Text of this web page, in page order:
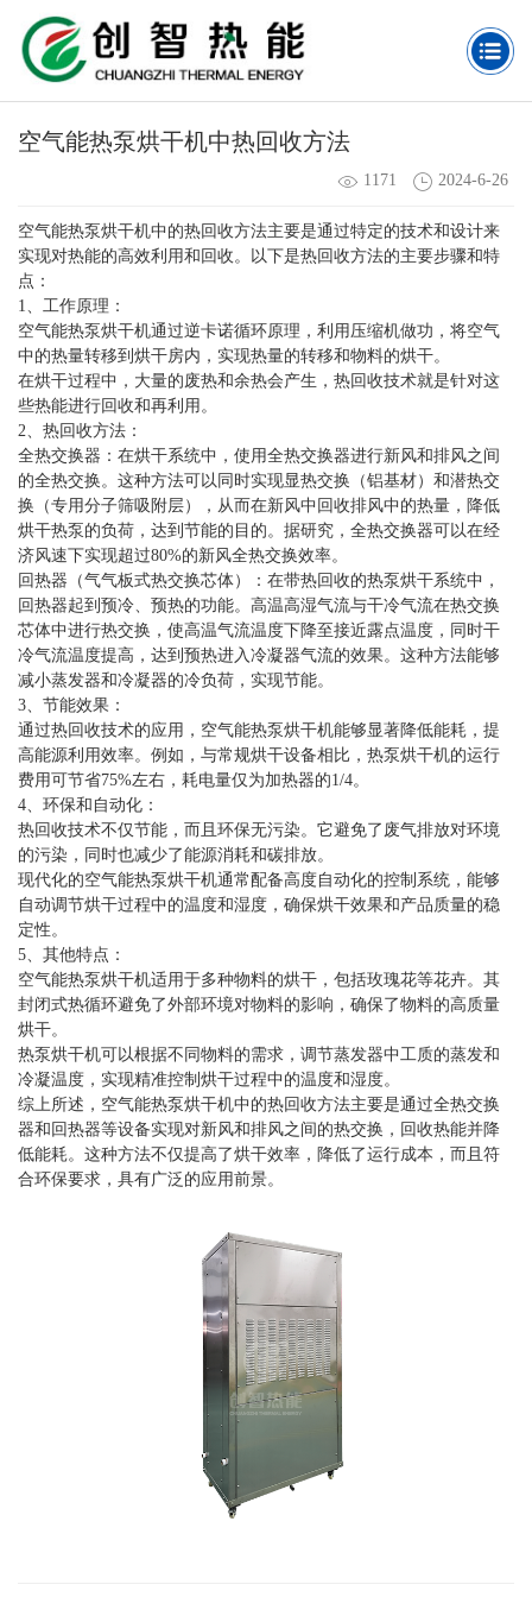
空气能热泵烘干机中热回收方法
1171 2024-6-26
空气能热泵烘干机中的热回收方法主要是通过特定的技术和设计来
实现对热能的高效利用和回收。以下是热回收方法的主要步骤和特
点：
1、工作原理：
空气能热泵烘干机通过逆卡诺循环原理，利用压缩机做功，将空气
中的热量转移到烘干房内，实现热量的转移和物料的烘干。
在烘干过程中，大量的废热和余热会产生，热回收技术就是针对这
些热能进行回收和再利用。
2、热回收方法：
全热交换器：在烘干系统中，使用全热交换器进行新风和排风之间
的全热交换。这种方法可以同时实现显热交换（铝基材）和潜热交
换（专用分子筛吸附层），从而在新风中回收排风中的热量，降低
烘干热泵的负荷，达到节能的目的。据研究，全热交换器可以在经
济风速下实现超过80%的新风全热交换效率。
回热器（气气板式热交换芯体）：在带热回收的热泵烘干系统中，
回热器起到预冷、预热的功能。高温高湿气流与干冷气流在热交换
芯体中进行热交换，使高温气流温度下降至接近露点温度，同时干
冷气流温度提高，达到预热进入冷凝器气流的效果。这种方法能够
减小蒸发器和冷凝器的冷负荷，实现节能。
3、节能效果：
通过热回收技术的应用，空气能热泵烘干机能够显著降低能耗，提
高能源利用效率。例如，与常规烘干设备相比，热泵烘干机的运行
费用可节省75%左右，耗电量仅为加热器的1/4。
4、环保和自动化：
热回收技术不仅节能，而且环保无污染。它避免了废气排放对环境
的污染，同时也减少了能源消耗和碳排放。
现代化的空气能热泵烘干机通常配备高度自动化的控制系统，能够
自动调节烘干过程中的温度和湿度，确保烘干效果和产品质量的稳
定性。
5、其他特点：
空气能热泵烘干机适用于多种物料的烘干，包括玫瑰花等花卉。其
封闭式热循环避免了外部环境对物料的影响，确保了物料的高质量
烘干。
热泵烘干机可以根据不同物料的需求，调节蒸发器中工质的蒸发和
冷凝温度，实现精准控制烘干过程中的温度和湿度。
综上所述，空气能热泵烘干机中的热回收方法主要是通过全热交换
器和回热器等设备实现对新风和排风之间的热交换，回收热能并降
低能耗。这种方法不仅提高了烘干效率，降低了运行成本，而且符
合环保要求，具有广泛的应用前景。